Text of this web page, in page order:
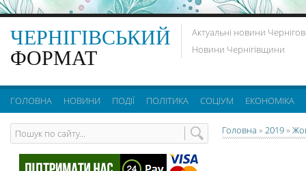
ЧЕРНІГІВСЬКИЙ
ФОРМАТ
Актуальні новини
Новини Чернігівщини
ГОЛОВНА НОВИНИ ПОДІЇ ПОЛІТИКА СОЦІУМ ЕКОНОМІКА
Головна » 2019»